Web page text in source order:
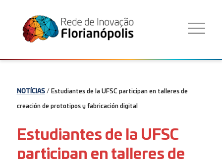
NOTÍCIAS/ Estudiantes de la UFSC participan en talleres de
creación de prototipos y fabricación digital
Estudiantes de la UFSC
participan en talleres de